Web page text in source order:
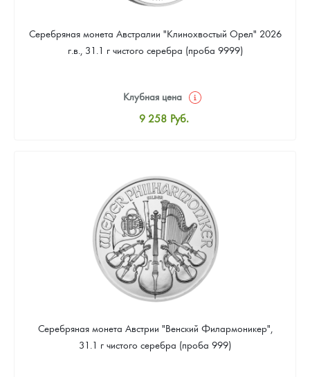
Серебряная монета Австралии "Клинохвостый Орел" 2026
г.в., 31.1 г чистого серебра (проба 9999)
Клубная цена
9 258 Руб.
Цена выкупа
Звоните
Серебряная монета Австрии "Венский Филармоникер",
31.1 г чистого серебра (проба 999)